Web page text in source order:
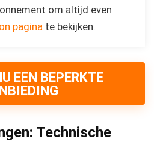
om altijd even
pagina te bekijken.
EEN BEPERKTE
Technische